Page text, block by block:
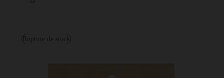
Rupture de stock